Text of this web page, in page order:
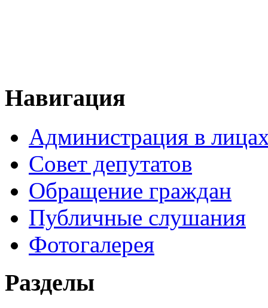
Навигация
Администрация в
Совет депутатов
Обращение граждан
Публичные слушания
Фотогалерея
Разделы